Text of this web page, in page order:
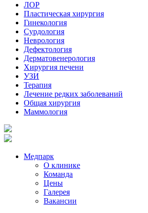
ЛОР
Пластическая хирургия
Гинекология
Сурдология
Неврология
Дефектология
Дерматовенерология
Хирургия печени
УЗИ
Терапия
Лечение редких заболеваний
Общая хирургия
Маммология
Медпарк
О клинике
Команда
Цены
Галерея
Вакансии